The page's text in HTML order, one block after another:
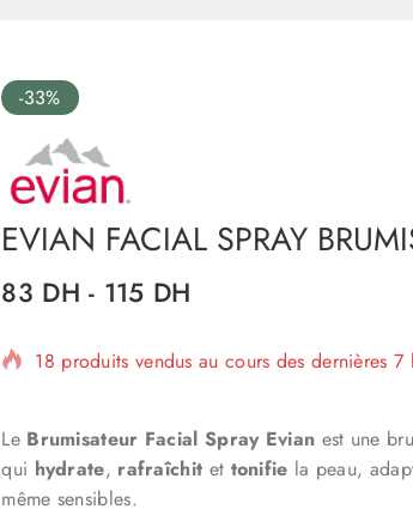
-33%
EVIAN FACIAL SPRAY
83 DH - 115 DH
18 produits vendus au cours des dernières 7
Le Brumisateur Facial Spray Evian est une
qui hydrate, rafraîchit et tonifie la peau,
même sensibles. ​